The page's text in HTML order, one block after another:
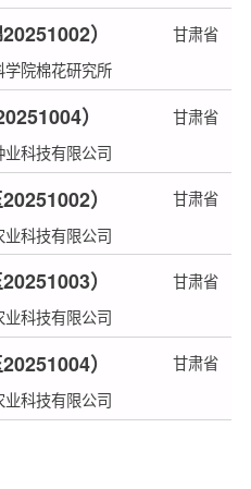
）
甘肃省
院棉花研究所
）
甘肃省
科技有限公司
）
甘肃省
科技有限公司
）
甘肃省
科技有限公司
）
甘肃省
科技有限公司